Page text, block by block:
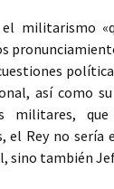
militarismo
así como
militares,
el Rey no
también